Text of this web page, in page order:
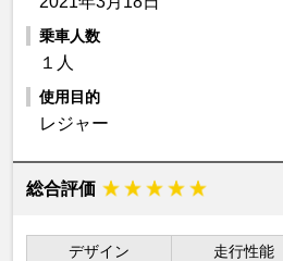
乗車人数
１人
使用目的
レジャー
総合評価
デザイン 走行性能